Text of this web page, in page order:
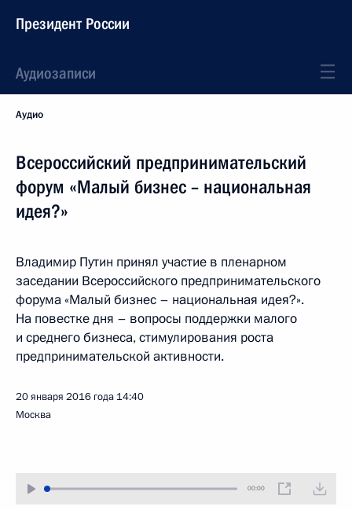
Президент России
Аудиозаписи
Аудио
Всероссийский предпринимательский
форум «Малый бизнес – национальная
идея?»
Владимир Путин принял участие в пленарном
заседании Всероссийского предпринимательского
форума «Малый бизнес – национальная идея?».
На повестке дня – вопросы поддержки малого
и среднего бизнеса, стимулирования роста
предпринимательской активности.
20 января 2016 года 14:40
Москва
00:00